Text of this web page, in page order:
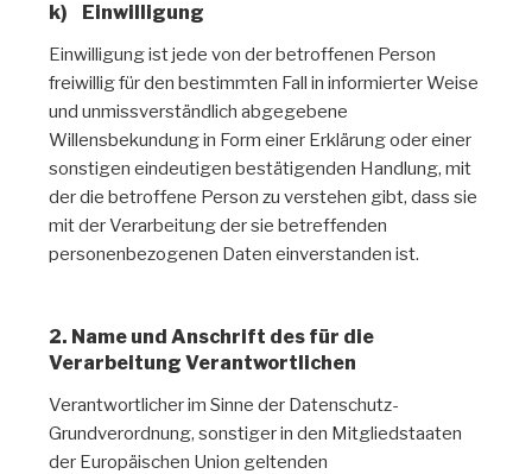
k) Einwilligung
Einwilligung ist jede von der betroffenen Person
freiwillig für den bestimmten Fall in informierter Weise
und unmissverständlich abgegebene
Willensbekundung in Form einer Erklärung oder einer
sonstigen eindeutigen bestätigenden Handlung, mit
der die betroffene Person zu verstehen gibt, dass sie
mit der Verarbeitung der sie betreffenden
personenbezogenen Daten einverstanden ist.
2. Name und Anschrift des für die
Verarbeitung Verantwortlichen
Verantwortlicher im Sinne der Datenschutz-
Grundverordnung, sonstiger in den Mitgliedstaaten
der Europäischen Union geltenden